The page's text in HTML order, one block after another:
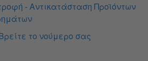
- Αντικατάσταση Προϊόντων
το νούμερο σας